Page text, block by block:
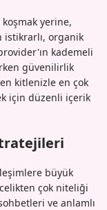
yerine,
istikrarlı, organik
kademeli
güvenilirlik
kitlenizle en çok
için düzenli içerik
büyük
çok niteliği
ve anlamlı